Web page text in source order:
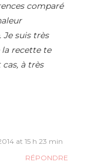
comparé
suis très
recette te
à très
at 15 h 23 min
RÉPONDRE